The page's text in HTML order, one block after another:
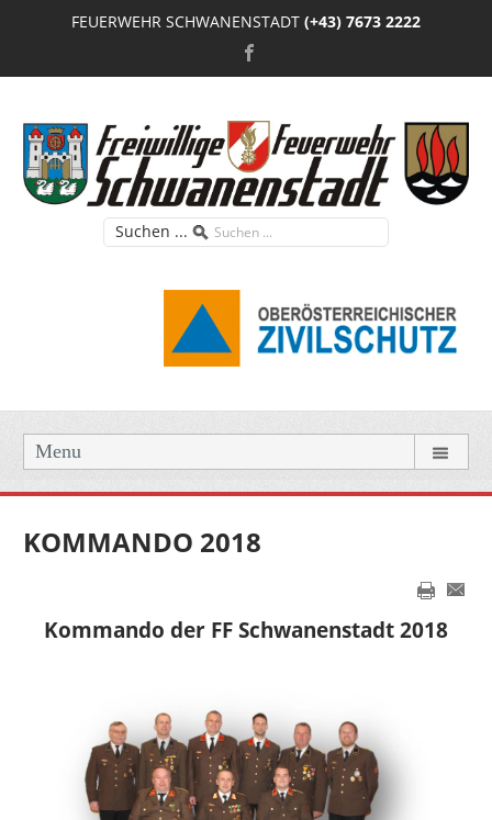
FEUERWEHR SCHWANENSTADT (+43) 7673 2222
Suchen ...
Menu
KOMMANDO 2018
Kommando der FF Schwanenstadt 2018